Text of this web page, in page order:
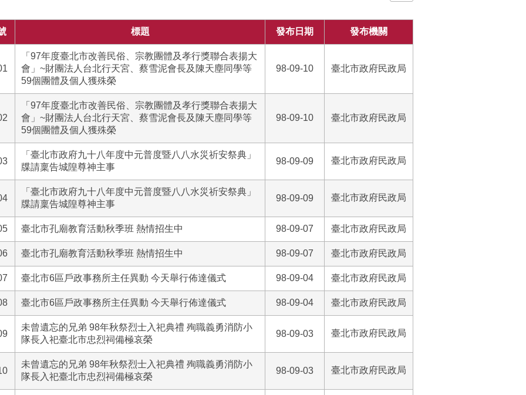
標題 發布日期 發布機關
「97年度臺北市改善民俗、宗教團體及孝行獎聯合表揚大
會」~財團法人台北行天宮、蔡雪泥會長及陳天塵同學等
59個團體及個人獲殊榮
98-09-10 臺北市政府民政局
「97年度臺北市改善民俗、宗教團體及孝行獎聯合表揚大
會」~財團法人台北行天宮、蔡雪泥會長及陳天塵同學等
59個團體及個人獲殊榮
98-09-10 臺北市政府民政局
「臺北市政府九十八年度中元普度暨八八水災祈安祭典」
牒請稟告城隍尊神主事
98-09-09 臺北市政府民政局
「臺北市政府九十八年度中元普度暨八八水災祈安祭典」
牒請稟告城隍尊神主事
98-09-09 臺北市政府民政局
臺北市孔廟教育活動秋季班 熱情招生中 98-09-07 臺北市政府民政局
臺北市孔廟教育活動秋季班 熱情招生中 98-09-07 臺北市政府民政局
臺北市6區戶政事務所主任異動 今天舉行佈達儀式 98-09-04 臺北市政府民政局
臺北市6區戶政事務所主任異動 今天舉行佈達儀式 98-09-04 臺北市政府民政局
未曾遺忘的兄弟 98年秋祭烈士入祀典禮 殉職義勇消防小
隊長入祀臺北市忠烈祠備極哀榮
98-09-03 臺北市政府民政局
未曾遺忘的兄弟 98年秋祭烈士入祀典禮 殉職義勇消防小
隊長入祀臺北市忠烈祠備極哀榮
98-09-03 臺北市政府民政局